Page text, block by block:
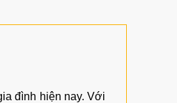
đình hiện nay. Với